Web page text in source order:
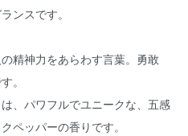
ンスです。
精神力をあらわす言葉。勇敢
。
、パワフルでユニークな、五感
ペッパーの⾹りです。